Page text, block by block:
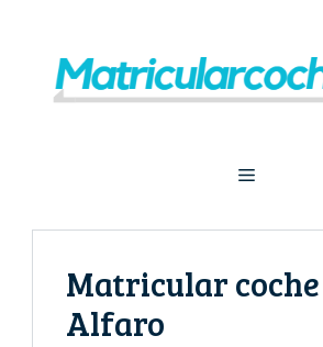
contenido
Menú
Matricular
Alfaro